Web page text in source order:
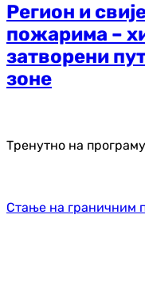
Регион и
пожарима –
затворени
зоне
Тренутно на програму
Стање на граничним